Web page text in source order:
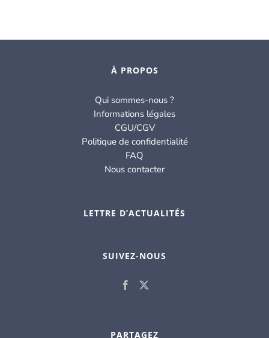
À PROPOS
Qui sommes-nous ?
Informations légales
CGU/CGV
Politique de confidentialité
FAQ
Nous contacter
LETTRE D’ACTUALITÉS
SUIVEZ-NOUS
PARTAGEZ